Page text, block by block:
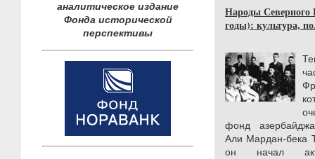
аналитическое издание
Фонда исторической
перспективы
Народы Северного
годы): культура,
фонд
Али Мардан-бека
он начал